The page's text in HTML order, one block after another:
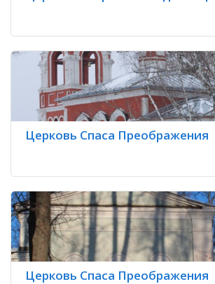
Церковь Спаса Преображения
Церковь Спаса Преображения